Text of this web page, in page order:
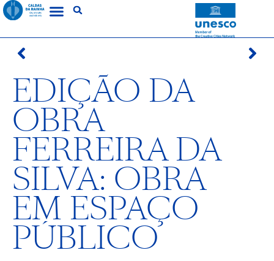
EDIÇÃO DA
OBRA
FERREIRA DA
SILVA: OBRA
EM ESPAÇO
PÚBLICO